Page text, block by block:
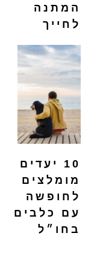
המתנה
לחייך
10 יעדים
מומלצים
לחופשה
עם כלבים
בחו״ל